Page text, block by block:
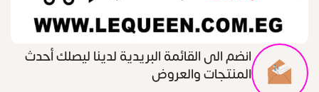
انضم الى القائمة البريدية لدينا ليصلك أحدث
المنتجات والعروض